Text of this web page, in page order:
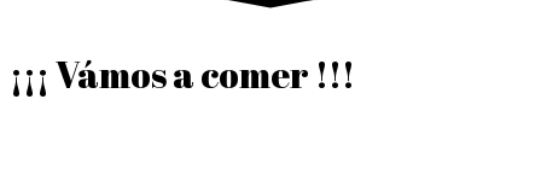
¡¡¡ Vámos a comer !!!